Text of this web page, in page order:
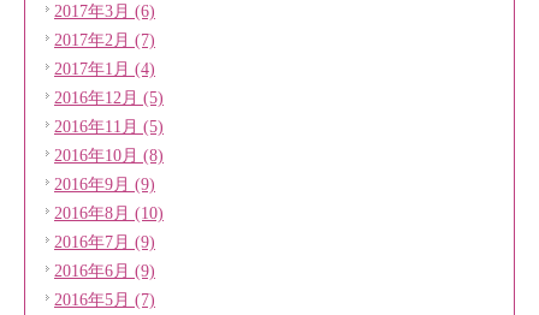
2017年3月 (6)
2017年2月 (7)
2017年1月 (4)
2016年12月 (5)
2016年11月 (5)
2016年10月 (8)
2016年9月 (9)
2016年8月 (10)
2016年7月 (9)
2016年6月 (9)
2016年5月 (7)